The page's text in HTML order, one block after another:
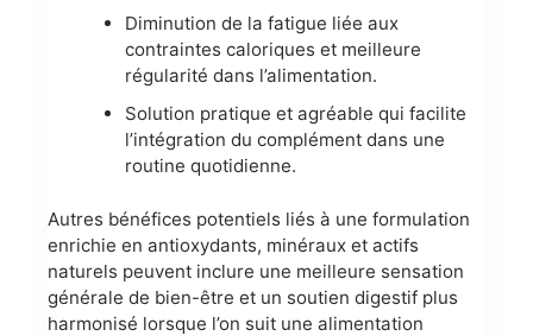
Diminution de la fatigue liée aux
contraintes caloriques et meilleure
régularité dans l’alimentation.
Solution pratique et agréable qui facilite
l’intégration du complément dans une
routine quotidienne.
Autres bénéfices potentiels liés à une formulation
enrichie en antioxydants, minéraux et actifs
naturels peuvent inclure une meilleure sensation
générale de bien-être et un soutien digestif plus
harmonisé lorsque l’on suit une alimentation